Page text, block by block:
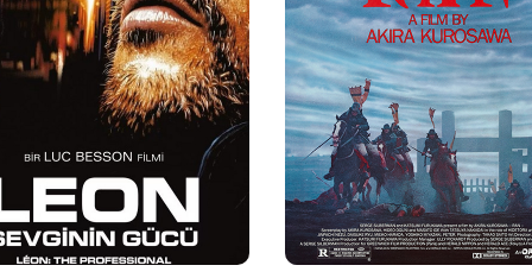
BILET SATIN AL style BILET SATIN AL